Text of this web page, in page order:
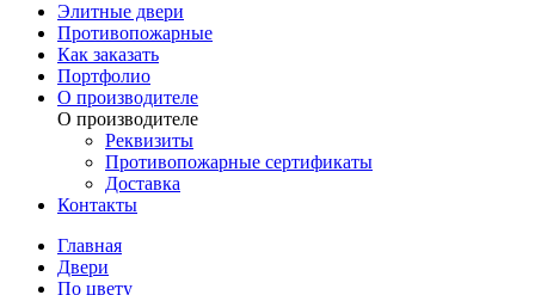
Элитные двери
Противопожарные
Как заказать
Портфолио
О производителе
О производителе
Реквизиты
Противопожарные сертификаты
Доставка
Контакты
Главная
Двери
По цвету